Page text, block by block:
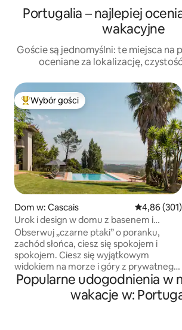
Portugalia – najlepiej
wakacyjne
Goście są jednomyślni: te miejsca na
oceniane za lokalizację,
Najpopularniejsze z kategorii Wybór gości
Wybór gości
Dom w: Cascais Średnia
4,86 (301)
Urok i design w domu z basenem i
wspaniałym widokiem na morze i góry
Obserwuj „czarne ptaki” o poranku,
zachód słońca, ciesz się spokojem i
spokojem. Ciesz się wyjątkowym
widokiem na morze i góry z prywatnego
salonu, basenu bez krawędzi, „Serra de
Sintra”- magicznej góry, zaczarowanych
lasów, klasztorów i pałaców. Możliwość
Popularne udogodnienia w
wakacje w: